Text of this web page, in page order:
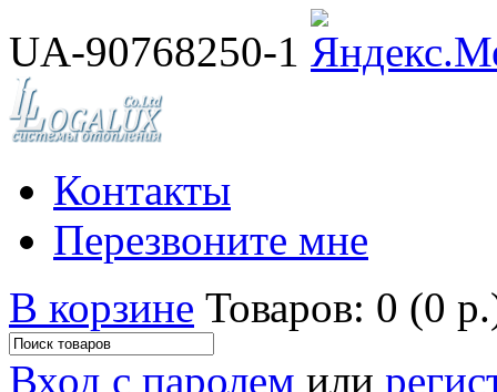
UA-90768250-1
Контакты
Перезвоните мне
В корзине Товаров: 0 (0
Вход с паролем или